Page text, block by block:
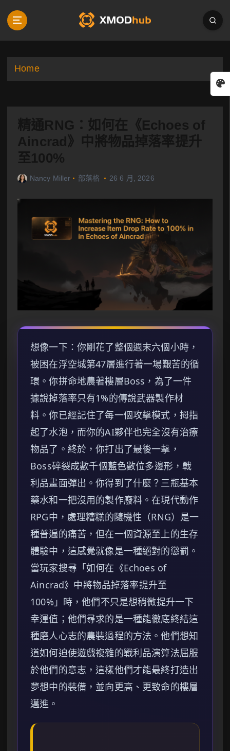
p
Home
精通RNG：如何在《Echoes of
Aincrad》中將物品掉落率提升
至100%
Nancy Miller 部落格 26 6 月, 2026
想像一下：你剛花了整個週末六個小時，
被困在浮空城第47層進行著一場艱苦的循
環。你拼命地農著樓層Boss，為了一件
據說掉落率只有1%的傳說武器製作材
料。你已經記住了每一個攻擊模式，拇指
起了水泡，而你的AI夥伴也完全沒有治療
物品了。終於，你打出了最後一擊，
Boss碎裂成數千個藍色數位多邊形，戰
利品畫面彈出。你得到了什麼？三瓶基本
藥水和一把沒用的製作廢料。在現代動作
RPG中，處理糟糕的隨機性（RNG）是一
種普遍的痛苦，但在一個資源至上的生存
體驗中，這感覺就像是一種絕對的懲罰。
當玩家搜尋「如何在《Echoes of
Aincrad》中將物品掉落率提升至
100%」時，他們不只是想稍微提升一下
幸運值；他們尋求的是一種能徹底終結這
種磨人心志的農裝過程的方法。他們想知
道如何迫使遊戲複雜的戰利品演算法屈服
於他們的意志，這樣他們才能最終打造出
夢想中的裝備，並向更高、更致命的樓層
邁進。